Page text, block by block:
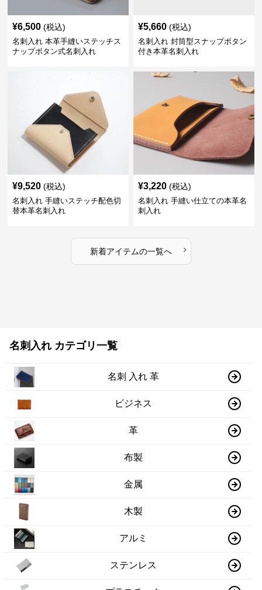
¥6,500 (税込)
名刺入れ 本革手縫いステッチス
ナップボタン式名刺入れ
¥5,660 (税込)
名刺入れ 封筒型スナップボタン
付き本革名刺入れ
¥9,520 (税込)
名刺入れ 手縫いステッチ配色切
替本革名刺入れ
¥3,220 (税込)
名刺入れ 手縫い仕立ての本革名
刺入れ
新着アイテムの一覧へ ›
名刺入れ カテゴリ一覧
名刺 入れ 革
ビジネス
革
布製
金属
木製
アルミ
ステンレス